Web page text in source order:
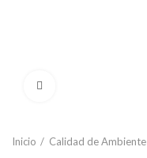
Inicio Calidad de Ambiente